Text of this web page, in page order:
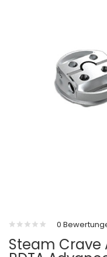
0
Steam Crave